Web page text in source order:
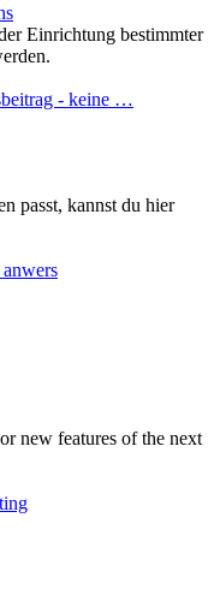
Einrichtung bestimmter
- keine …
passt, kannst du hier
new features of the next